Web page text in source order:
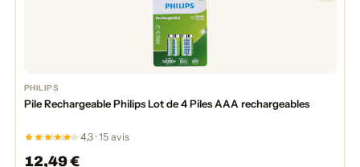
PHILIPS
Pile Rechargeable Philips Lot de 4 Piles AAA rechargeables
4,3 · 15 avis
12,49 €